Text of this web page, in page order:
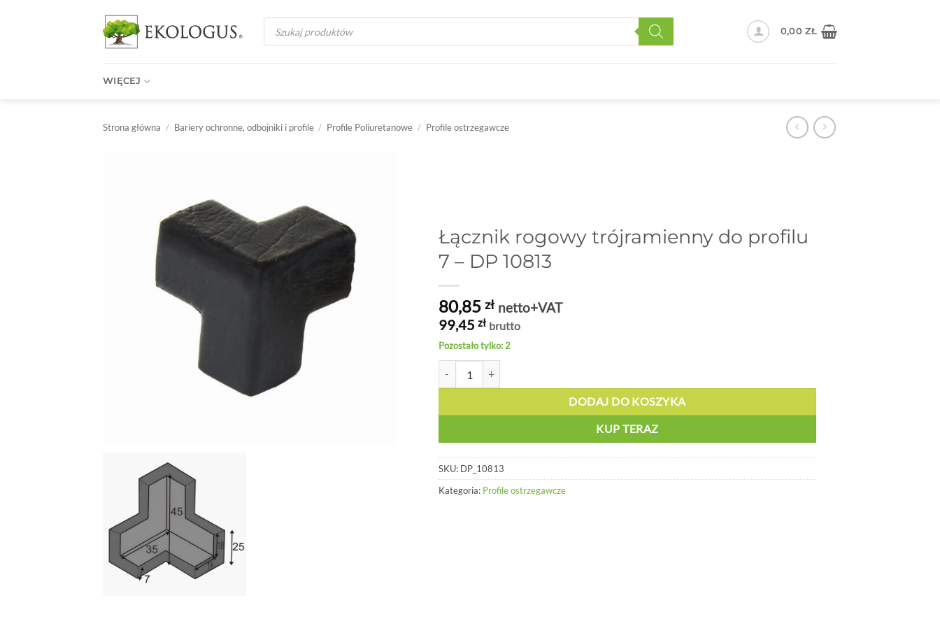
Wyszukiwarka
produktów
0,00ZŁ
WIĘCEJ
Strona główna / Bariery ochronne, odbojniki i profile / Profile Poliuretanowe / Profile ostrzegawcze
Łącznik rogowy trójramienny do profilu
7 – DP 10813
80,85 zł netto+VAT
99,45 zł brutto
Pozostało tylko: 2
DODAJ DO KOSZYKA
KUP TERAZ
SKU: DP_10813
Kategoria: Profile ostrzegawcze